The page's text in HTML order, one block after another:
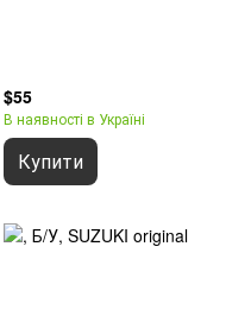
$55
В наявності в Україні
Купити